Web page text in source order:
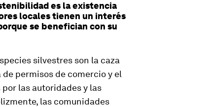
es la existencia
locales tienen un interés
se benefician con su
silvestres son la caza
permisos de comercio y el
las autoridades y las
las comunidades